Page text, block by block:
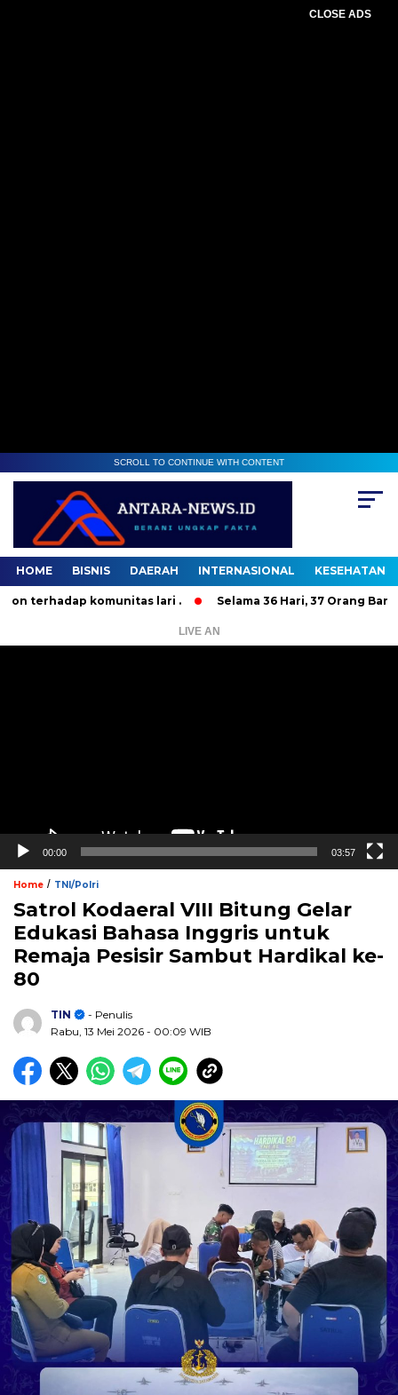
CLOSE ADS
SCROLL TO CONTINUE WITH CONTENT
HOME BISNIS DAERAH INTERNASIONAL KESEHATAN
komunitas lari . Selama 36 Hari, 37 Orang Bandit Jalanan
LIVE AN
00:00 03:57
Home / TNI/Polri
Satrol Kodaeral VIII Bitung Gelar
Edukasi Bahasa Inggris untuk
Remaja Pesisir Sambut Hardikal ke-
80
TIN
- Penulis
Rabu, 13 Mei 2026 - 00:09 WIB